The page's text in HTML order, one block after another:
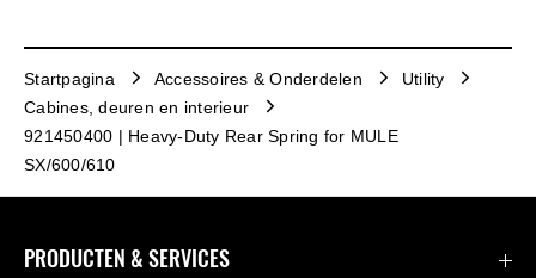
Startpagina Accessoires & Onderdelen
Utility
Cabines, deuren en interieur
921450400 | Heavy-Duty Rear Spring for MULE
SX/600/610
PRODUCTEN & SERVICES